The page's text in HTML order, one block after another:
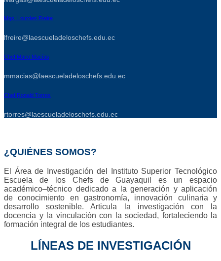
Mgs. Lourdes Freire
lfreire@laescueladeloschefs.edu.ec
Chef Mario Macías
mmacias@laescueladeloschefs.edu.ec
Chef Ronald Torres
rtorres@laescueladeloschefs.edu.ec
¿QUIÉNES SOMOS?
El Área de Investigación del Instituto Superior Tecnológico
Escuela de los Chefs de Guayaquil es un espacio
académico–técnico dedicado a la generación y aplicación
de conocimiento en gastronomía, innovación culinaria y
desarrollo sostenible. Articula la investigación con la
docencia y la vinculación con la sociedad, fortaleciendo la
formación integral de los estudiantes.
LÍNEAS DE INVESTIGACIÓN